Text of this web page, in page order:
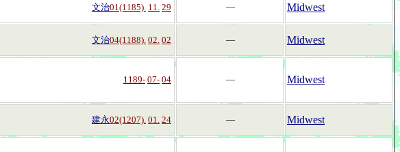
文治01(1185). 11. 29 ― Midwest
文治04(1188). 02. 02 ― Midwest
1189- 07- 04 ― Midwest
建永02(1207). 01. 24 ― Midwest